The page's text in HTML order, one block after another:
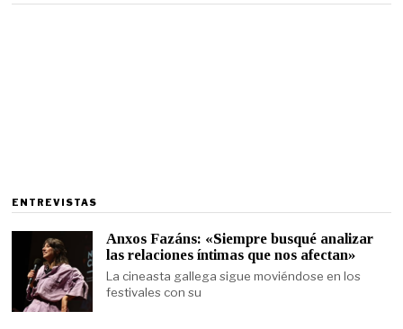
ENTREVISTAS
Anxos Fazáns: «Siempre busqué analizar
las relaciones íntimas que nos afectan»
La cineasta gallega sigue moviéndose en los
festivales con su